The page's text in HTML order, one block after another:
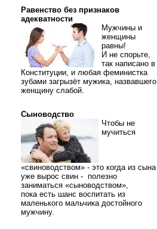
Равенство без признаков
адекватности
Мужчины и
женщины
равны!
И не спорьте,
так написано в
Конституции, и любая феминистка
зубами загрызёт мужика, назвавшего
женщину слабой.
Сыноводство
Чтобы не
мучиться
«свиноводством» - это когда из сына
уже вырос свин - полезно
заниматься «сыноводством»,
пока есть шанс воспитать из
маленького мальчика достойного
мужчину.